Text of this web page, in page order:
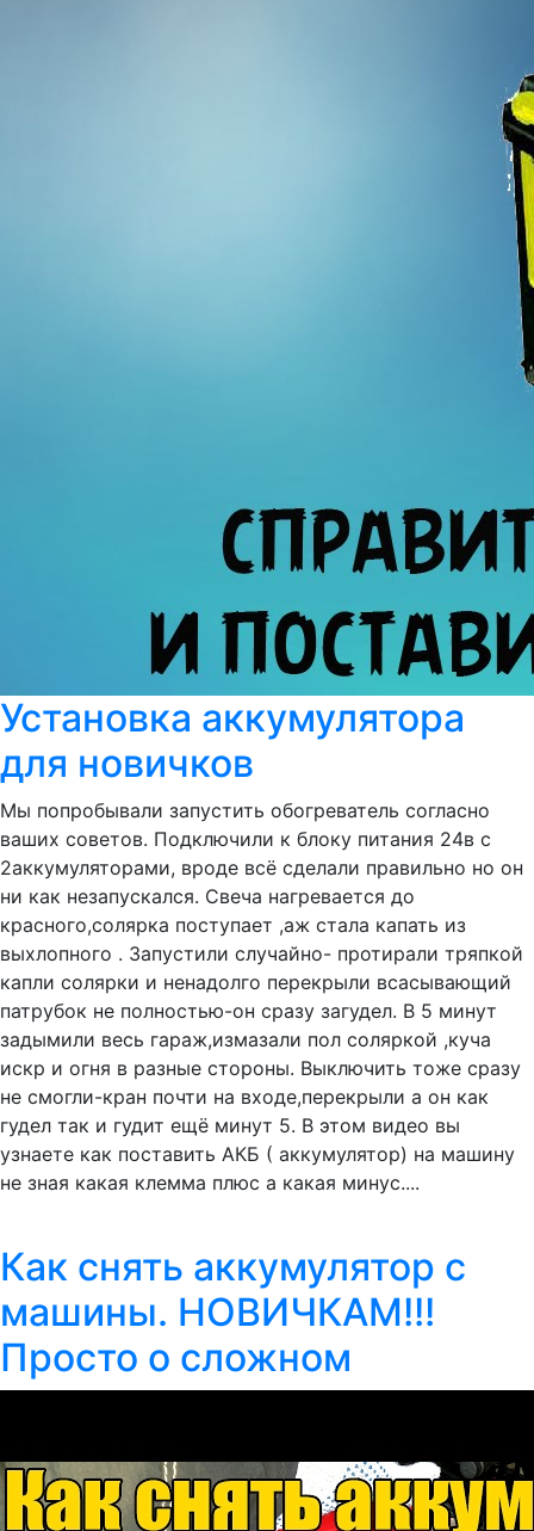
Установка аккумулятора
для новичков
Мы попробывали запустить обогреватель согласно
ваших советов. Подключили к блоку питания 24в с
2аккумуляторами, вроде всё сделали правильно но он
ни как незапускался. Свеча нагревается до
красного,солярка поступает ,аж стала капать из
выхлопного . Запустили случайно- протирали тряпкой
капли солярки и ненадолго перекрыли всасывающий
патрубок не полностью-он сразу загудел. В 5 минут
задымили весь гараж,измазали пол соляркой ,куча
искр и огня в разные стороны. Выключить тоже сразу
не смогли-кран почти на входе,перекрыли а он как
гудел так и гудит ещё минут 5. В этом видео вы
узнаете как поставить АКБ ( аккумулятор) на машину
не зная какая клемма плюс а какая минус....
Как снять аккумулятор с
машины. НОВИЧКАМ!!!
Просто о сложном